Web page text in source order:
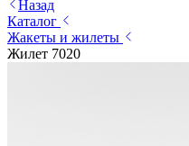
Назад
Каталог
Жакеты и жилеты
Жилет 7020